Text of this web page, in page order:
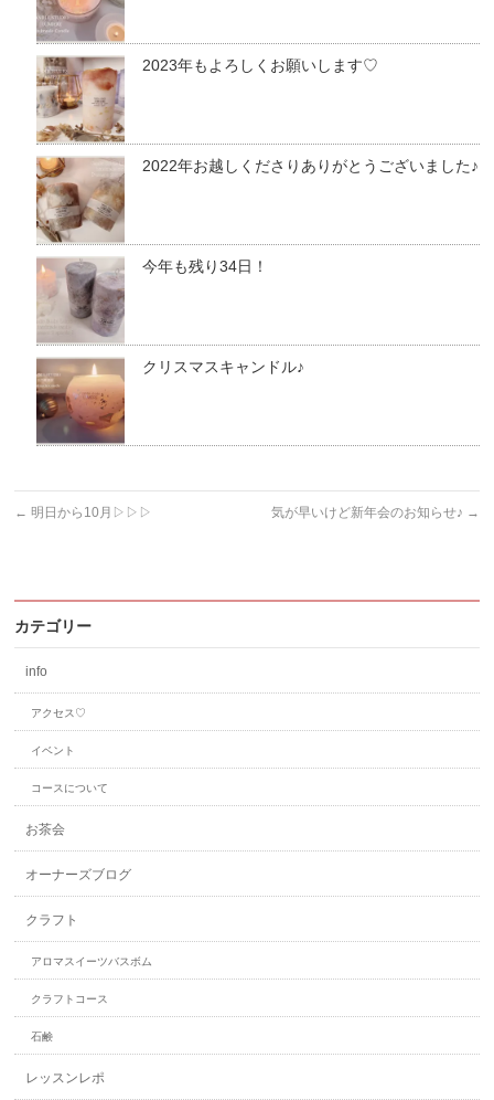
2023年もよろしくお願いします♡
2022年お越しくださりありがとうございました♪
今年も残り34日！
クリスマスキャンドル♪
← 明日から10月▷▷▷ 気が早いけど新年会のお知らせ♪ →
カテゴリー
info
アクセス♡
イベント
コースについて
お茶会
オーナーズブログ
クラフト
アロマスイーツバスボム
クラフトコース
石鹸
レッスンレポ